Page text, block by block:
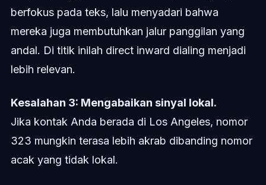
berfokus pada teks, lalu menyadari bahwa
mereka juga membutuhkan jalur panggilan yang
andal. Di titik inilah direct inward dialing menjadi
lebih relevan.
Kesalahan 3: Mengabaikan sinyal lokal.
Jika kontak Anda berada di Los Angeles, nomor
323 mungkin terasa lebih akrab dibanding nomor
acak yang tidak lokal.